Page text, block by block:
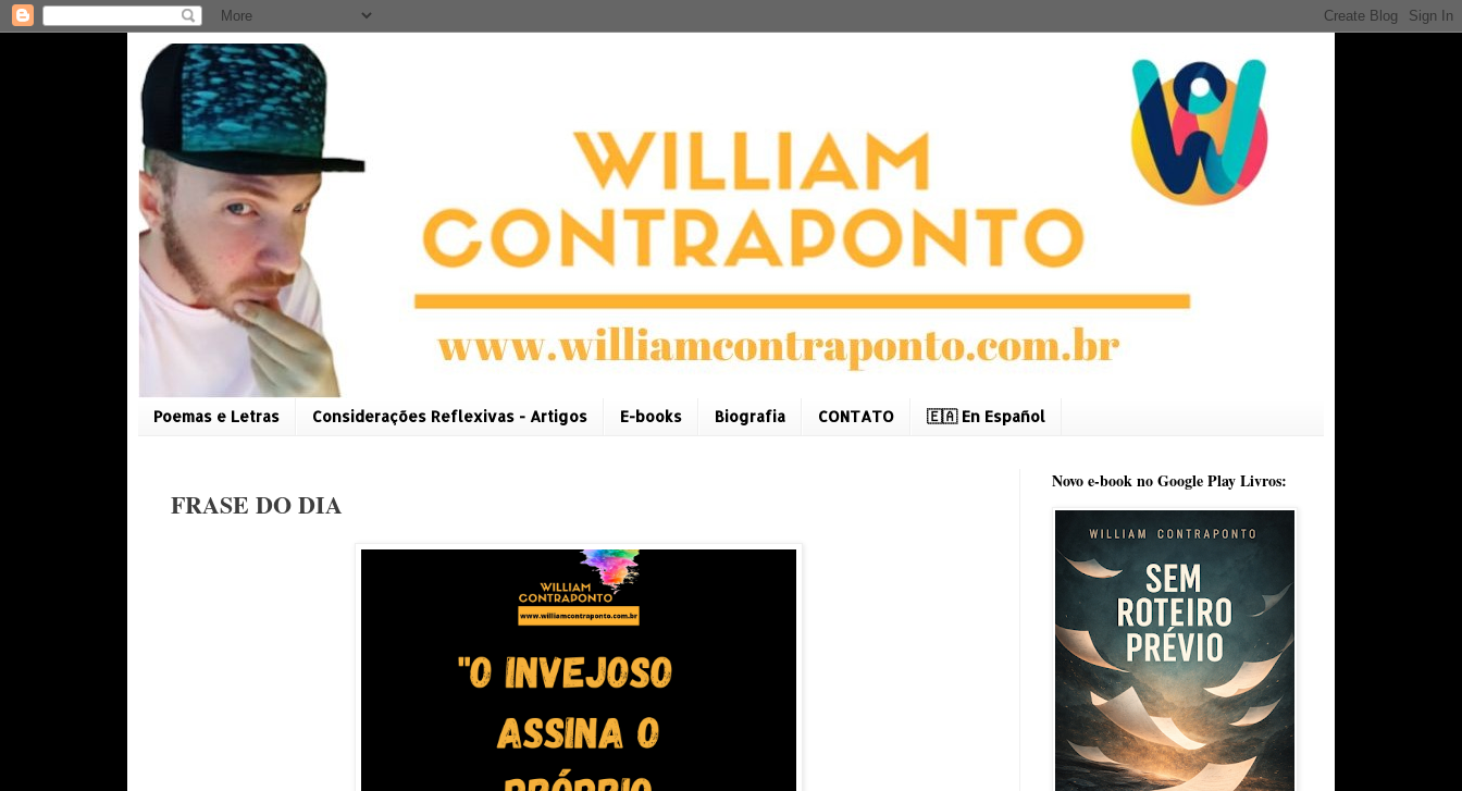
Poemas e Letras Considerações Reflexivas - Artigos E-books Biografia CONTATO 🇪🇦 En Español
FRASE DO DIA
Novo e-book no Google Play Livros: